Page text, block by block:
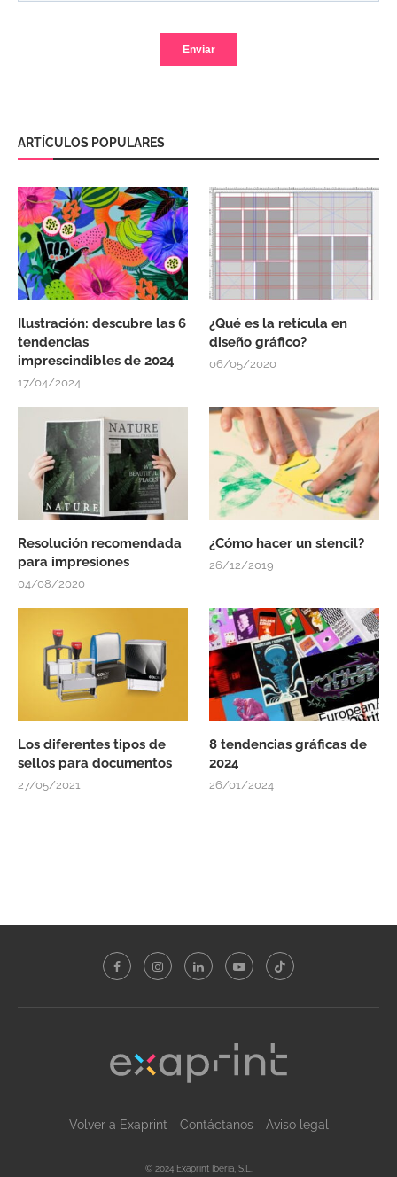
ARTÍCULOS POPULARES
Ilustración: descubre las 6
tendencias
imprescindibles de 2024
17/04/2024
¿Qué es la retícula en
diseño gráfico?
06/05/2020
Resolución recomendada
para impresiones
04/08/2020
¿Cómo hacer un stencil?
26/12/2019
Los diferentes tipos de
sellos para documentos
27/05/2021
8 tendencias gráficas de
2024
26/01/2024
Volver a Exaprint Contáctanos Aviso legal
© 2024 Exaprint Iberia, S.L.